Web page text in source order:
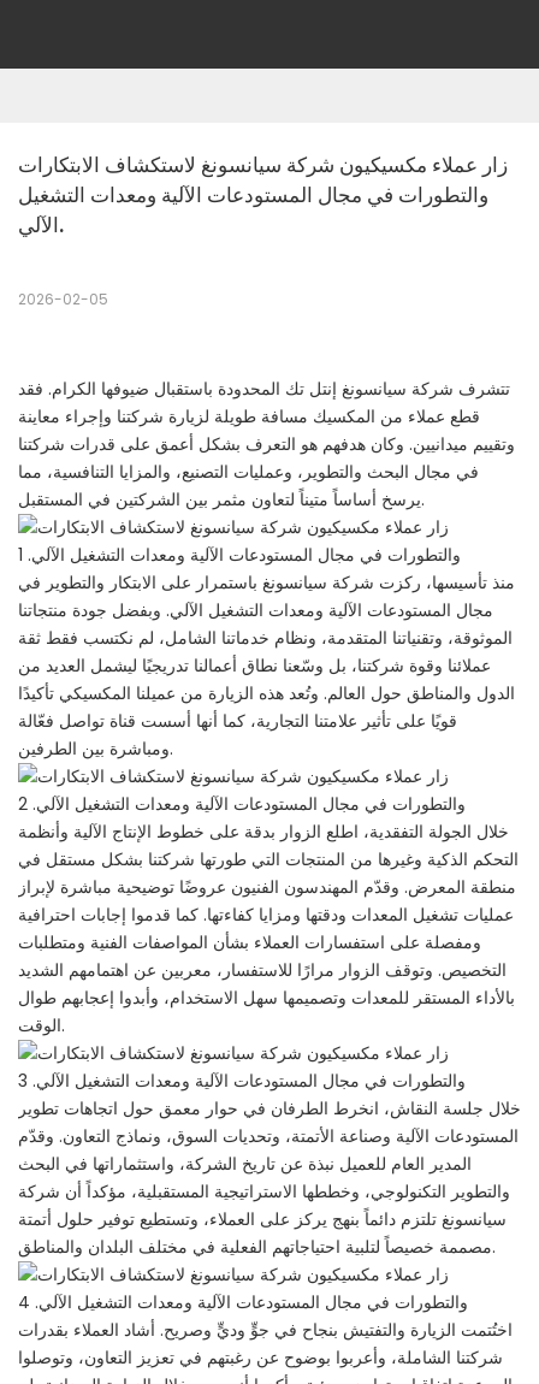
زار عملاء مكسيكيون شركة سيانسونغ لاستكشاف الابتكارات
والتطورات في مجال المستودعات الآلية ومعدات التشغيل
الآلي.
2026-02-05
تتشرف شركة سيانسونغ إنتل تك المحدودة باستقبال ضيوفها الكرام. فقد
قطع عملاء من المكسيك مسافة طويلة لزيارة شركتنا وإجراء معاينة
وتقييم ميدانيين. وكان هدفهم هو التعرف بشكل أعمق على قدرات شركتنا
في مجال البحث والتطوير، وعمليات التصنيع، والمزايا التنافسية، مما
يرسخ أساساً متيناً لتعاون مثمر بين الشركتين في المستقبل.
منذ تأسيسها، ركزت شركة سيانسونغ باستمرار على الابتكار والتطوير في
مجال المستودعات الآلية ومعدات التشغيل الآلي. وبفضل جودة منتجاتنا
الموثوقة، وتقنياتنا المتقدمة، ونظام خدماتنا الشامل، لم نكتسب فقط ثقة
عملائنا وقوة شركتنا، بل وسّعنا نطاق أعمالنا تدريجيًا ليشمل العديد من
الدول والمناطق حول العالم. وتُعد هذه الزيارة من عميلنا المكسيكي تأكيدًا
قويًا على تأثير علامتنا التجارية، كما أنها أسست قناة تواصل فعّالة
ومباشرة بين الطرفين.
خلال الجولة التفقدية، اطلع الزوار بدقة على خطوط الإنتاج الآلية وأنظمة
التحكم الذكية وغيرها من المنتجات التي طورتها شركتنا بشكل مستقل في
منطقة المعرض. وقدّم المهندسون الفنيون عروضًا توضيحية مباشرة لإبراز
عمليات تشغيل المعدات ودقتها ومزايا كفاءتها. كما قدموا إجابات احترافية
ومفصلة على استفسارات العملاء بشأن المواصفات الفنية ومتطلبات
التخصيص. وتوقف الزوار مرارًا للاستفسار، معربين عن اهتمامهم الشديد
بالأداء المستقر للمعدات وتصميمها سهل الاستخدام، وأبدوا إعجابهم طوال
الوقت.
خلال جلسة النقاش، انخرط الطرفان في حوار معمق حول اتجاهات تطوير
المستودعات الآلية وصناعة الأتمتة، وتحديات السوق، ونماذج التعاون. وقدّم
المدير العام للعميل نبذة عن تاريخ الشركة، واستثماراتها في البحث
والتطوير التكنولوجي، وخططها الاستراتيجية المستقبلية، مؤكداً أن شركة
سيانسونغ تلتزم دائماً بنهج يركز على العملاء، وتستطيع توفير حلول أتمتة
مصممة خصيصاً لتلبية احتياجاتهم الفعلية في مختلف البلدان والمناطق.
اختُتمت الزيارة والتفتيش بنجاح في جوٍّ وديٍّ وصريح. أشاد العملاء بقدرات
شركتنا الشاملة، وأعربوا بوضوح عن رغبتهم في تعزيز التعاون، وتوصلوا